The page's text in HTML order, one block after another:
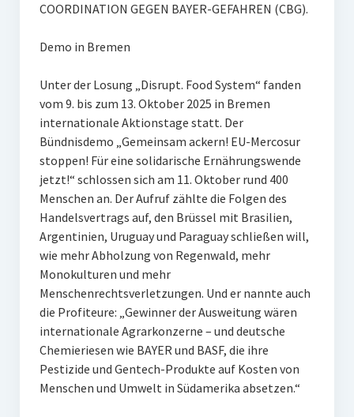
COORDINATION GEGEN BAYER-GEFAHREN (CBG).
Demo in Bremen
Unter der Losung „Disrupt. Food System“ fanden
vom 9. bis zum 13. Oktober 2025 in Bremen
internationale Aktionstage statt. Der
Bündnisdemo „Gemeinsam ackern! EU-Mercosur
stoppen! Für eine solidarische Ernährungswende
jetzt!“ schlossen sich am 11. Oktober rund 400
Menschen an. Der Aufruf zählte die Folgen des
Handelsvertrags auf, den Brüssel mit Brasilien,
Argentinien, Uruguay und Paraguay schließen will,
wie mehr Abholzung von Regenwald, mehr
Monokulturen und mehr
Menschenrechtsverletzungen. Und er nannte auch
die Profiteure: „Gewinner der Ausweitung wären
internationale Agrarkonzerne – und deutsche
Chemieriesen wie BAYER und BASF, die ihre
Pestizide und Gentech-Produkte auf Kosten von
Menschen und Umwelt in Südamerika absetzen.“